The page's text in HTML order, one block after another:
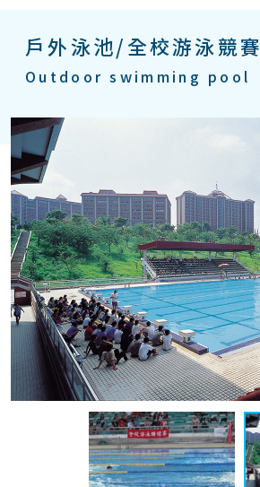
戶外泳池/全校游泳競賽
Outdoor swimming pool